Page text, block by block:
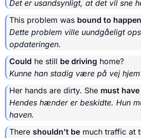
Det er usandsynligt, at det vil sne
This problem was bound to happen
Dette problem ville uundgåeligt
opdateringen.
Could he still be driving home?
Kunne han stadig være på vej
Her hands are dirty. She must
Hendes hænder er beskidte. Hun
haven.
There shouldn’t be much traffic at